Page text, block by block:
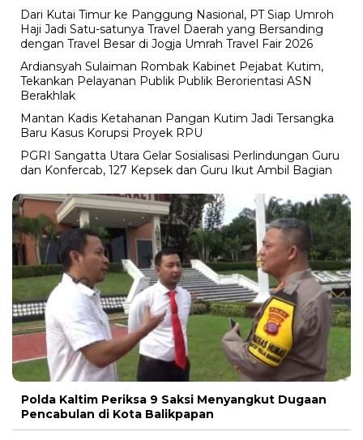
Dari Kutai Timur ke Panggung Nasional, PT Siap Umroh
Haji Jadi Satu-satunya Travel Daerah yang Bersanding
dengan Travel Besar di Jogja Umrah Travel Fair 2026
Ardiansyah Sulaiman Rombak Kabinet Pejabat Kutim,
Tekankan Pelayanan Publik Publik Berorientasi ASN
Berakhlak
Mantan Kadis Ketahanan Pangan Kutim Jadi Tersangka
Baru Kasus Korupsi Proyek RPU
PGRI Sangatta Utara Gelar Sosialisasi Perlindungan Guru
dan Konfercab, 127 Kepsek dan Guru Ikut Ambil Bagian
Polda Kaltim Periksa 9 Saksi Menyangkut Dugaan
Pencabulan di Kota Balikpapan